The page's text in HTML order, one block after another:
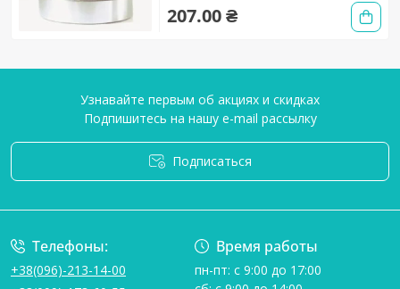
207.00 ₴
Узнавайте первым об акциях и скидках
Подпишитесь на нашу e-mail рассылку
Подписаться
Телефоны:
+38(096)-213-14-00
Время работы
пн-пт: с 9:00 до 17:00